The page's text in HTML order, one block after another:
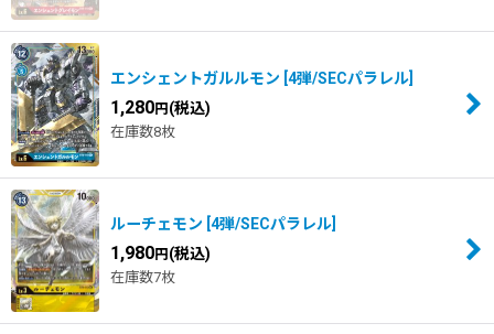
エンシェントガルルモン 4弾/SECパラレル
1,280円 (税込)
在庫数8枚
ルーチェモン 4弾/SECパラレル
1,980円 (税込)
在庫数7枚